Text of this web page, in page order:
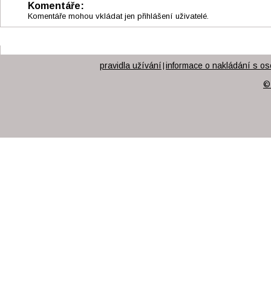
Komentáře:
Komentáře mohou vkládat jen přihlášení uživatelé.
pravidla užívání informace o nakládání s
©